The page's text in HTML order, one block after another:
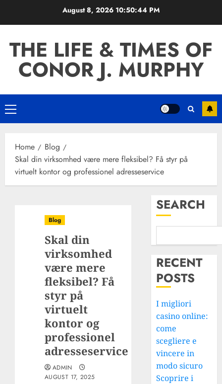
August 8, 2026 10:50:45 PM
THE LIFE & TIMES OF
CONOR J. MURPHY
Primary
Menu
Home
Blog
Skal din virksomhed være mere fleksibel? Få styr på
virtuelt kontor og professionel adresseservice
Blog
Skal din
virksomhed
være mere
fleksibel? Få
styr på
virtuelt
kontor og
professionel
adresseservice
ADMIN
AUGUST 17, 2025
SEARCH
RECENT
POSTS
I migliori
casino online:
come
scegliere e
vincere in
modo sicuro
Scoprire i